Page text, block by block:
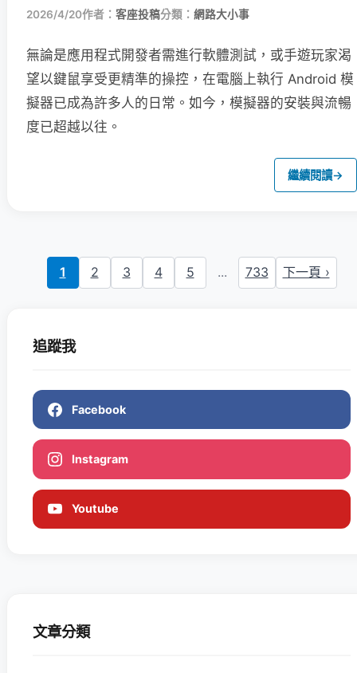
2026/4/20作者： 客座投稿分類： 網路大小事
無論是應用程式開發者需進行軟體測試，或手遊玩家渴
望以鍵鼠享受更精準的操控，在電腦上執行 Android 模
擬器已成為許多人的日常。如今，模擬器的安裝與流暢
度已超越以往。
繼續閱讀→
1 2 3 4 5 ... 733 下一頁 ›
追蹤我
Facebook
Instagram
Youtube
文章分類